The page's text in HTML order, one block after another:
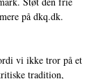
på dkq.dk.
vi ikke tror på et
tradition,